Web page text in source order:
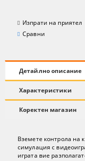
Изпрати на приятел
Сравни
Детайлно описание
Характеристики
Коректен магазин
Вземете контрола на
симулация с
играта вие